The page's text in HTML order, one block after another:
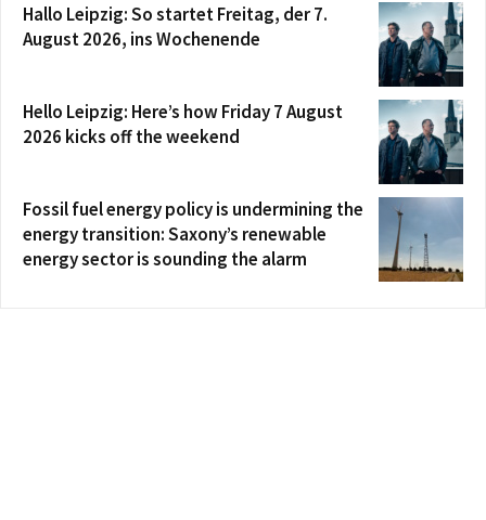
Hallo Leipzig: So startet Freitag, der 7.
August 2026, ins Wochenende
Hello Leipzig: Here’s how Friday 7 August
2026 kicks off the weekend
Fossil fuel energy policy is undermining the
energy transition: Saxony’s renewable
energy sector is sounding the alarm